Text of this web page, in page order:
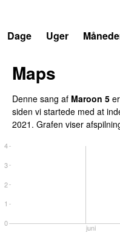
Dage
Uger
Maps
Denne sang af Maroon 5
siden vi startede med at
2021 . Grafen viser
0
1
2
3
4
juni